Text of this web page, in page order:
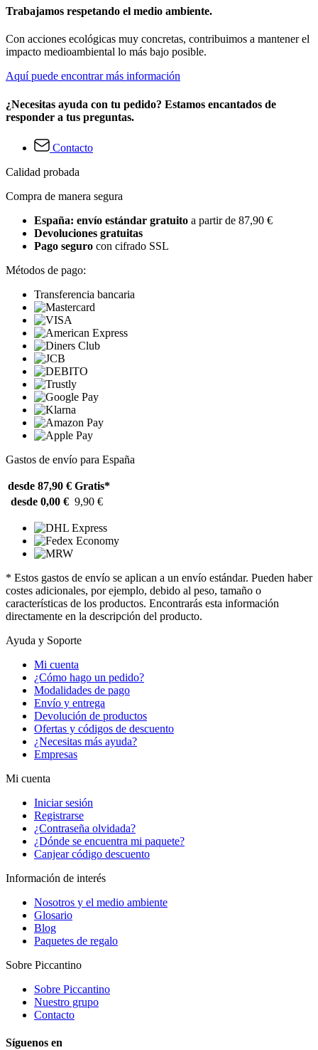
Trabajamos respetando el medio ambiente.
Con acciones ecológicas muy concretas, contribuimos a mantener el
impacto medioambiental lo más bajo posible.
Aquí puede encontrar más información
¿Necesitas ayuda con tu pedido? Estamos encantados de
responder a tus preguntas.
Contacto
Calidad probada
Compra de manera segura
España: envío estándar gratuito a partir de 87,90 €
Devoluciones gratuitas
Pago seguro con cifrado SSL
Métodos de pago:
Transferencia bancaria
Gastos de envío para España
desde 87,90 € Gratis*
desde 0,00 € 9,90 €
* Estos gastos de envío se aplican a un envío estándar. Pueden haber
costes adicionales, por ejemplo, debido al peso, tamaño o
características de los productos. Encontrarás esta información
directamente en la descripción del producto.
Ayuda y Soporte
Mi cuenta
¿Cómo hago un pedido?
Modalidades de pago
Envío y entrega
Devolución de productos
Ofertas y códigos de descuento
¿Necesitas más ayuda?
Empresas
Mi cuenta
Iniciar sesión
Registrarse
¿Contraseña olvidada?
¿Dónde se encuentra mi paquete?
Canjear código descuento
Información de interés
Nosotros y el medio ambiente
Glosario
Blog
Paquetes de regalo
Sobre Piccantino
Sobre Piccantino
Nuestro grupo
Contacto
Síguenos en